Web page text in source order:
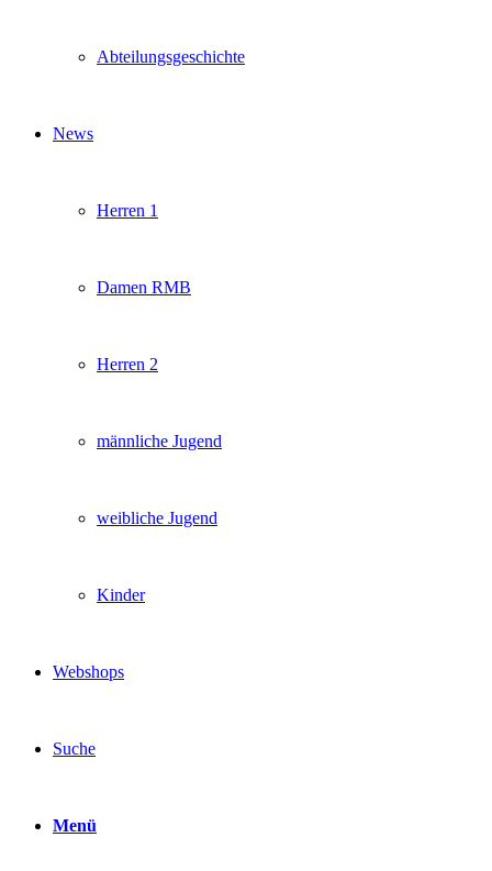
Abteilungsgeschichte
News
Herren 1
Damen RMB
Herren 2
männliche Jugend
weibliche Jugend
Kinder
Webshops
Suche
Menü